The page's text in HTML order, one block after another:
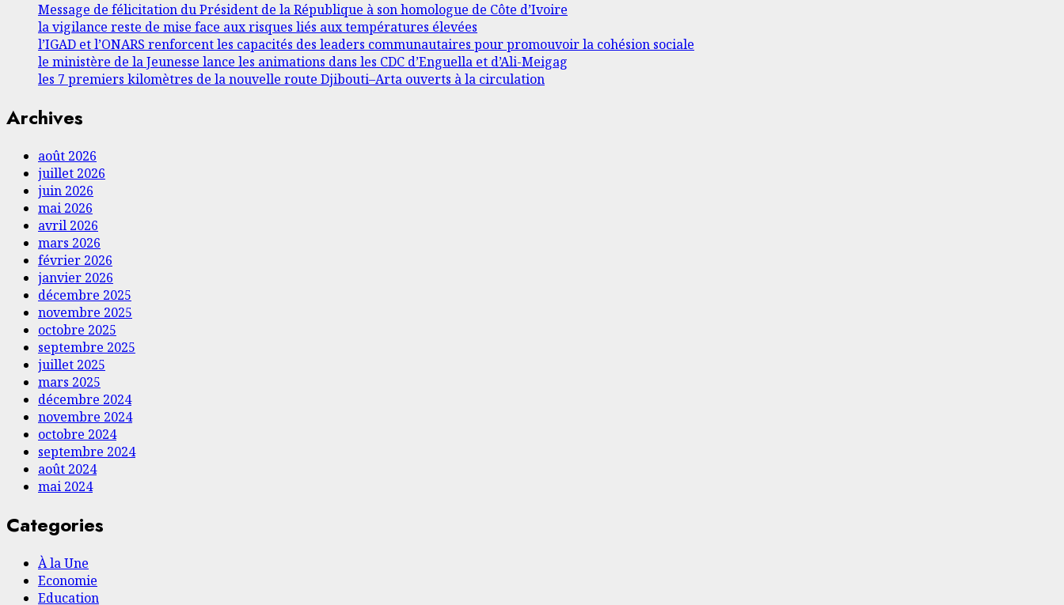
Message de félicitation du Président de la République à son homologue de Côte d’Ivoire
la vigilance reste de mise face aux risques liés aux températures élevées
l’IGAD et l’ONARS renforcent les capacités des leaders communautaires pour promouvoir la cohésion sociale
le ministère de la Jeunesse lance les animations dans les CDC d’Enguella et d’Ali-Meigag
les 7 premiers kilomètres de la nouvelle route Djibouti–Arta ouverts à la circulation
Archives
août 2026
juillet 2026
juin 2026
mai 2026
avril 2026
mars 2026
février 2026
janvier 2026
décembre 2025
novembre 2025
octobre 2025
septembre 2025
juillet 2025
mars 2025
décembre 2024
novembre 2024
octobre 2024
septembre 2024
août 2024
mai 2024
Categories
À la Une
Economie
Education